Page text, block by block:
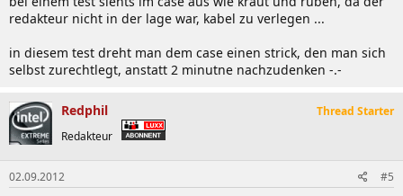
redakteur nicht in der lage war, kabel zu verlegen ...
in diesem test dreht man dem case einen strick, den man sich
selbst zurechtlegt, anstatt 2 minutne nachzudenken -.-
Redphil
Redakteur
Thread Starter
02.09.2012 #5